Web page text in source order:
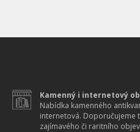
Kamenný i internetový
Nabídka kamenného
internetová. Doporučujeme
zajímavého či raritního